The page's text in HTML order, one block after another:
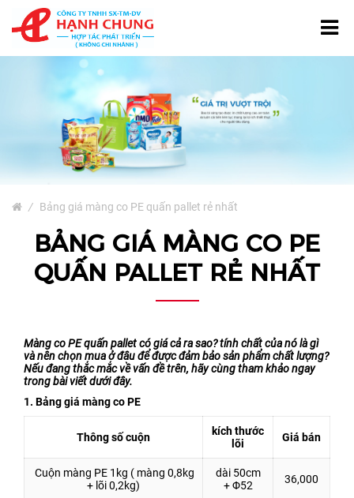
/ Bảng giá màng co PE quấn pallet rẻ nhất
BẢNG GIÁ MÀNG CO PE
QUẤN PALLET RẺ NHẤT
Màng co PE quấn pallet có giá cả ra sao? tính chất của nó là gì
và nên chọn mua ở đâu để được đảm bảo sản phẩm chất lượng?
Nếu đang thắc mắc về vấn đề trên, hãy cùng tham khảo ngay
trong bài viết dưới đây.
1. Bảng giá màng co PE
Thông số cuộn
kích thước
lõi
Giá bán
Cuộn màng PE 1kg ( màng 0,8kg
+ lõi 0,2kg)
dài 50cm
+ Φ52
36,000
TRANG CHỦ
GIỚI THIỆU
TÚI NƯỚC GIẶT
SẢN PHẨM
Trừ Sâu
Bao Bì Cà Phê Và Trà
Túi Màng Đơn PE, HD, PP
Bao Bì Bánh, Kẹo Các Loại
Túi PA, Túi Zipper, Túi
MÀNG BỌC THỰC PHẨM
PVC
MÀNG CO-EX NYLON PE